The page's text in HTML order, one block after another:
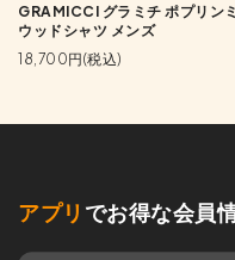
GRAMICCI グラミチ ポプリン
ウッドシャツ メンズ
18,700円(税込)
アプリ でお得な会員